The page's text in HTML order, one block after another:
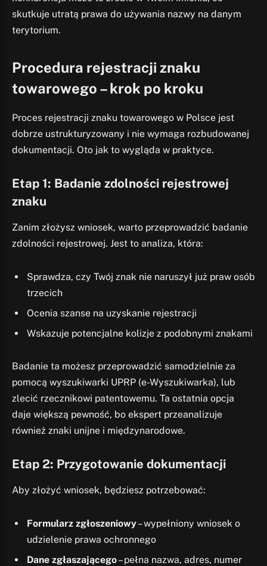
skutkuje utratą prawa do używania nazwy na danym
terytorium.
Procedura rejestracji znaku
towarowego – krok po kroku
Proces rejestracji znaku towarowego w Polsce jest
dobrze ustrukturyzowany i nie wymaga rozbudowanej
dokumentacji. Oto jak to wygląda w praktyce.
Etap 1: Badanie zdolności rejestrowej
znaku
Zanim złożysz wniosek, warto przeprowadzić badanie
zdolności rejestrowej. Jest to analiza, która:
Sprawdza, czy Twój znak nie naruszył już praw osób
trzecich
Ocenia szanse na uzyskanie rejestracji
Wskazuje potencjalne kolizje z podobnymi znakami
Badanie ta możesz przeprowadzić samodzielnie za
pomocą wyszukiwarki UPRP (e-Wyszukiwarka), lub
zlecić rzecznikowi patentowemu. Ta ostatnia opcja
daje większą pewność, bo ekspert przeanalizuje
również znaki unijne i międzynarodowe.
Etap 2: Przygotowanie dokumentacji
Aby złożyć wniosek, będziesz potrzebować:
Formularz zgłoszeniowy– wypełniony wniosek o
udzielenie prawa ochronnego
Dane zgłaszającego– pełna nazwa, adres, numer